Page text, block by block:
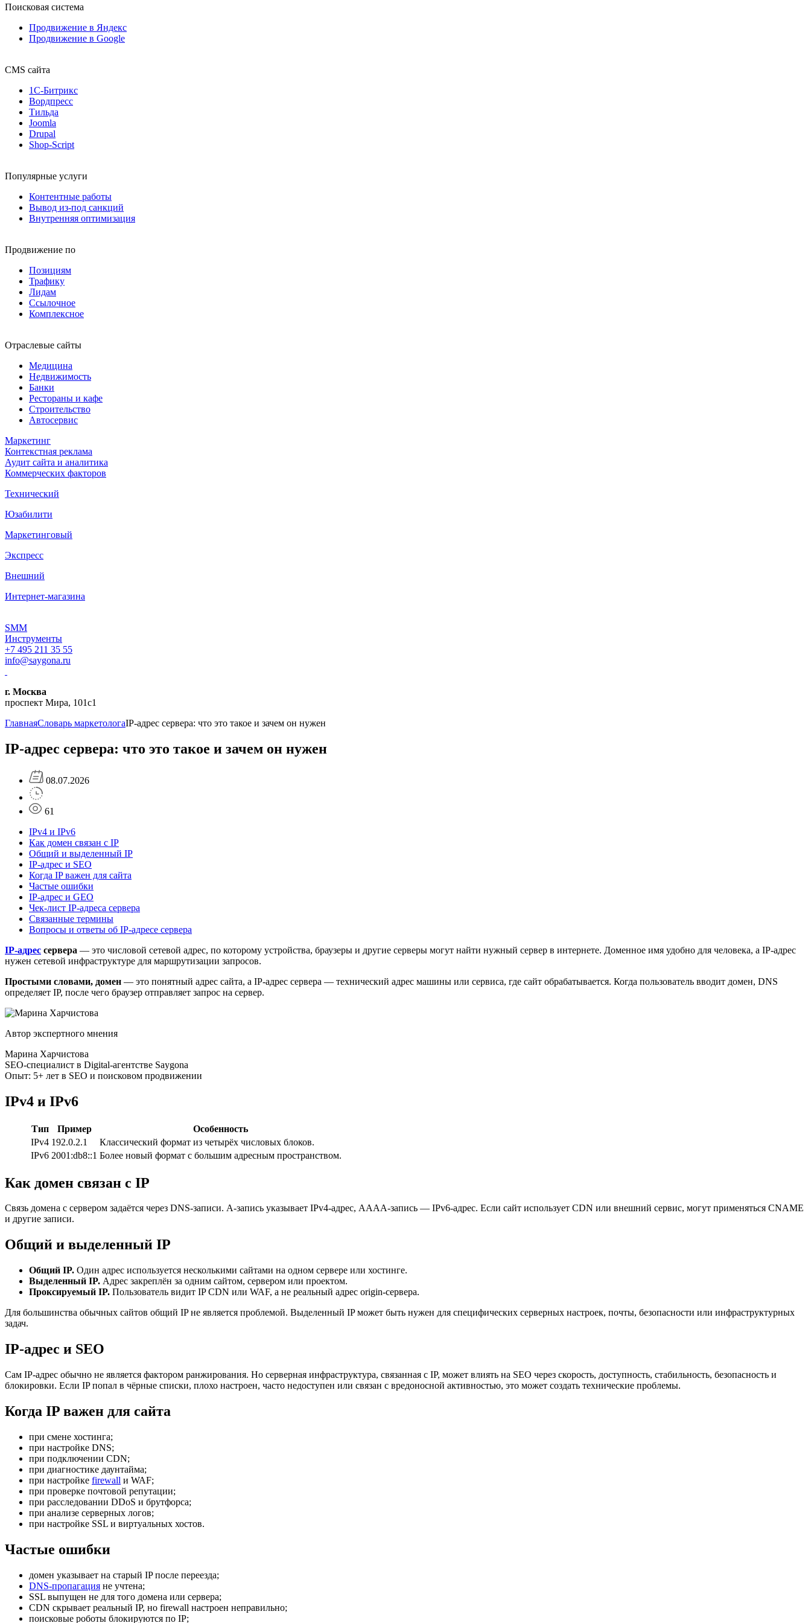
Поисковая система
Продвижение в Яндекс
Продвижение в Google
CMS сайта
1С-Битрикс
Вордпресс
Тильда
Joomla
Drupal
Shop-Script
Популярные услуги
Контентные работы
Вывод из-под санкций
Внутренняя оптимизация
Продвижение по
Позициям
Трафику
Лидам
Ссылочное
Комплексное
Отраслевые сайты
Медицина
Недвижимость
Банки
Рестораны и кафе
Строительство
Автосервис
Маркетинг
Контекстная реклама
Аудит сайта и аналитика
Коммерческих факторов
Технический
Юзабилити
Маркетинговый
Экспресс
Внешний
Интернет-магазина
SMM
Инструменты
+7 495 211 35 55
info@saygona.ru
г. Москва
проспект Мира, 101с1
ГлавнаяСловарь маркетологаIP-адрес сервера: что это такое и зачем он нужен
IP-адрес сервера: что это такое и зачем он нужен
08.07.2026
61
IPv4 и IPv6
Как домен связан с IP
Общий и выделенный IP
IP-адрес и SEO
Когда IP важен для сайта
Частые ошибки
IP-адрес и GEO
Чек-лист IP-адреса сервера
Связанные термины
Вопросы и ответы об IP-адресе сервера
IP-адрес сервера — это числовой сетевой адрес, по которому устройства, браузеры и другие серверы могут найти нужный сервер в интернете. Доменное имя удобно для человека, а IP-адрес
нужен сетевой инфраструктуре для маршрутизации запросов.
Простыми словами, домен — это понятный адрес сайта, а IP-адрес сервера — технический адрес машины или сервиса, где сайт обрабатывается. Когда пользователь вводит домен, DNS
определяет IP, после чего браузер отправляет запрос на сервер.
Автор экспертного мнения
Марина Харчистова
SEO-специалист в Digital-агентстве Saygona
Опыт: 5+ лет в SEO и поисковом продвижении
IPv4 и IPv6
Тип Пример
Особенность
IPv4 192.0.2.1
Классический формат из четырёх числовых блоков.
IPv6 2001:db8::1 Более новый формат с большим адресным пространством.
Как домен связан с IP
Связь домена с сервером задаётся через DNS-записи. A-запись указывает IPv4-адрес, AAAA-запись — IPv6-адрес. Если сайт использует CDN или внешний сервис, могут применяться CNAME
и другие записи.
Общий и выделенный IP
Общий IP. Один адрес используется несколькими сайтами на одном сервере или хостинге.
Выделенный IP. Адрес закреплён за одним сайтом, сервером или проектом.
Проксируемый IP. Пользователь видит IP CDN или WAF, а не реальный адрес origin-сервера.
Для большинства обычных сайтов общий IP не является проблемой. Выделенный IP может быть нужен для специфических серверных настроек, почты, безопасности или инфраструктурных
задач.
IP-адрес и SEO
Сам IP-адрес обычно не является фактором ранжирования. Но серверная инфраструктура, связанная с IP, может влиять на SEO через скорость, доступность, стабильность, безопасность и
блокировки. Если IP попал в чёрные списки, плохо настроен, часто недоступен или связан с вредоносной активностью, это может создать технические проблемы.
Когда IP важен для сайта
при смене хостинга;
при настройке DNS;
при подключении CDN;
при диагностике даунтайма;
при настройке firewall и WAF;
при проверке почтовой репутации;
при расследовании DDoS и брутфорса;
при анализе серверных логов;
при настройке SSL и виртуальных хостов.
Частые ошибки
домен указывает на старый IP после переезда;
DNS-пропагация не учтена;
SSL выпущен не для того домена или сервера;
CDN скрывает реальный IP, но firewall настроен неправильно;
поисковые роботы блокируются по IP;